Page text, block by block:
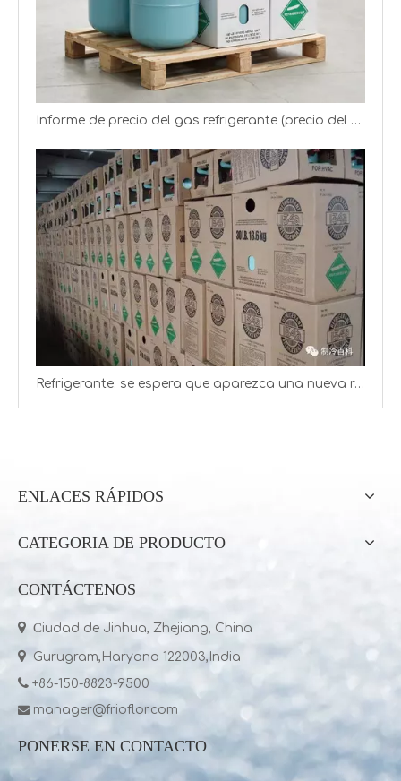
Refrigerante del gas del freón de R22 R134A R410A R404A R407c R290
Fábrica de gas refrigerante freón de venta directa de 16 años R22 Venta directa de fábrica 99,97% de pureza de gas refrigerante Freón R22
Informe de precio del gas refrigerante (precio del gas R22 R134a R125)
Refrigerante: se espera que aparezca una nueva ronda de aumentos de precios
ENLACES RÁPIDOS
CATEGORIA DE PRODUCTO
CONTÁCTENOS
 Ciudad de Jinhua, Zhejiang, China
 Gurugram,Haryana 122003,India
 +86-150-8823-9500
 manager@frioflor.com
PONERSE EN CONTACTO